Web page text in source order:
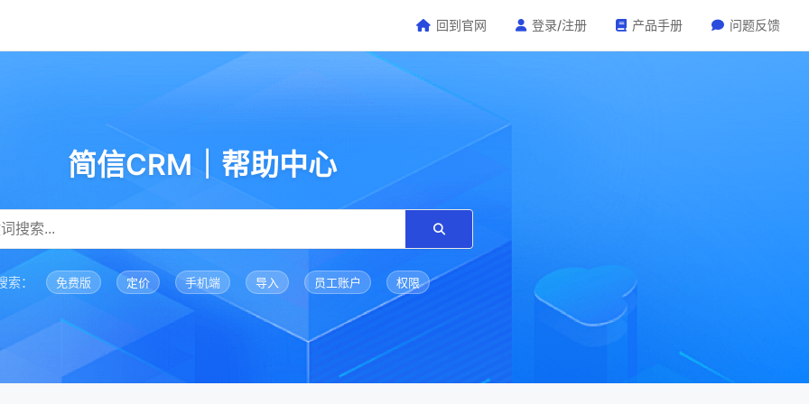
回到官网 登录/注册 产品手册 问题反馈
简信CRM｜帮助中心
索： 免费版 定价 手机端 导入 员工账户 权限